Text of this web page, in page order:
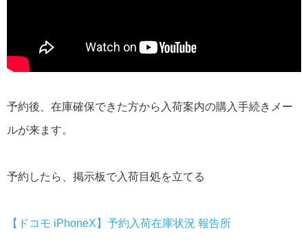
予約後、在庫確保できた方から入荷案内の購入手続きメー
ルが来ます。
予約したら、掲示板で入荷目処を立てる
【ドコモ iPhoneX】予約入荷在庫状況 報告所